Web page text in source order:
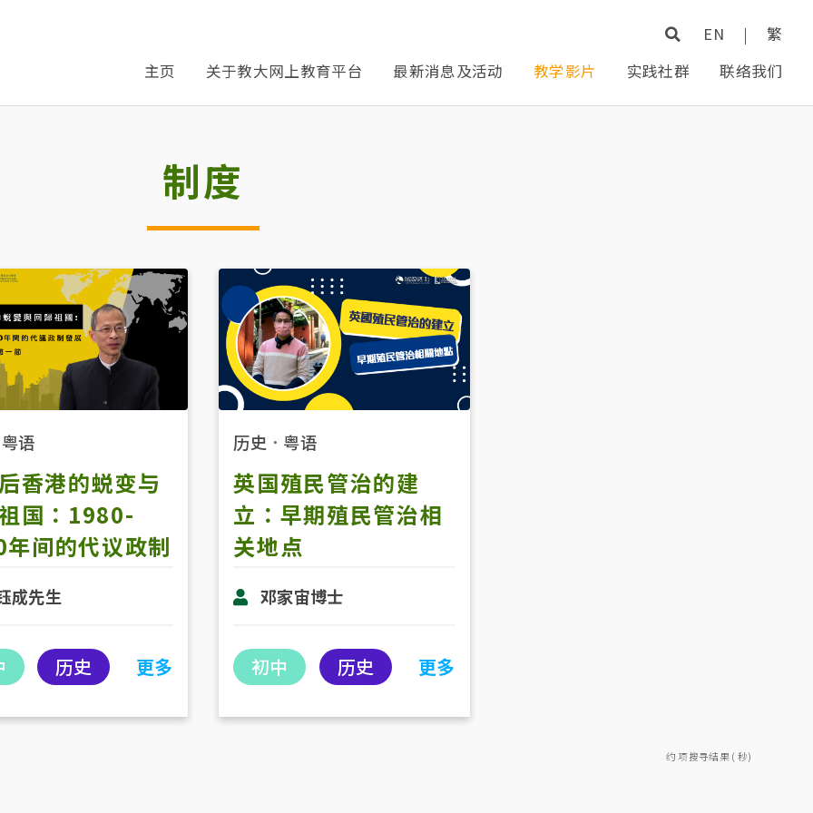
EN |
繁
主页
关于教大网上教育平台 最新消息及活动 教学影片 实践社群 联络我们
制度
粤语
香港的蜕变与
国：1980-
间的代议政制
成先生
历史 更多
历史 ． 粤语
英国殖民管治的建
立：早期殖民管治相
关地点
邓家宙博士
初中 历史 更多
约 项搜寻结果 ( 秒)